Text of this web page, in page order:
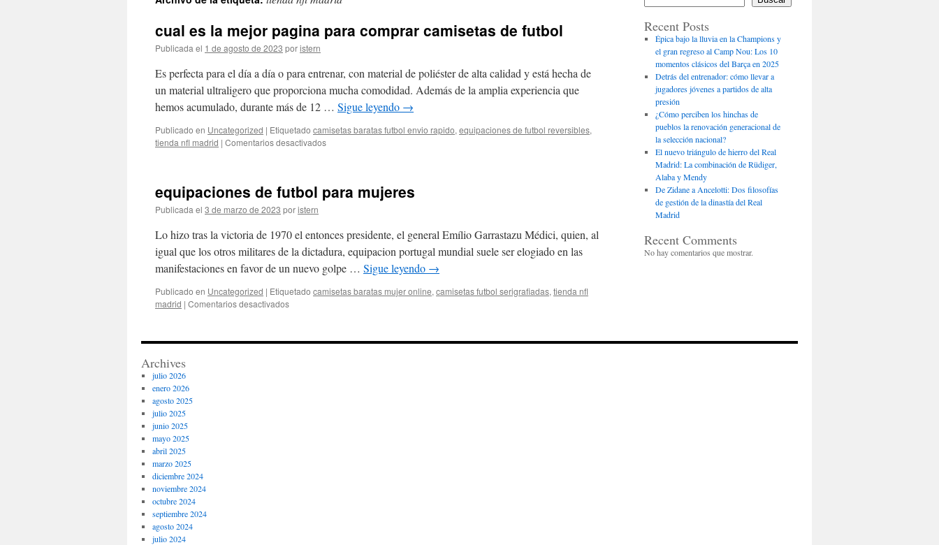
contenido
cual es la mejor pagina para comprar camisetas de futbol
Publicada el 1 de agosto de 2023 poristern
Es perfecta para el día a día o para entrenar, con material de poliéster de alta calidad y está hecha de
un material ultraligero que proporciona mucha comodidad. Además de la amplia experiencia que
hemos acumulado, durante más de 12 … Sigue leyendo →
Publicado en Uncategorized | Etiquetado camisetas baratas futbol envio rapido, equipaciones de futbol reversibles,
tienda nfl madrid | Comentarios desactivadosen
mejor
camisetas
de
futbol
equipaciones de futbol para mujeres
Publicada el 3 de marzo de 2023 poristern
Lo hizo tras la victoria de 1970 el entonces presidente, el general Emílio Garrastazu Médici, quien, al
igual que los otros militares de la dictadura, equipacion portugal mundial suele ser elogiado en las
manifestaciones en favor de un nuevo golpe … Sigue leyendo →
Publicado en Uncategorized | Etiquetado camisetas baratas mujer online, camisetas futbol serigrafiadas, tienda nfl
madrid | Comentarios desactivadosen
futbol
Recent Posts
Épica bajo la lluvia en la Champions y
el gran regreso al Camp Nou: Los 10
momentos clásicos del Barça en 2025
Detrás del entrenador: cómo llevar a
jugadores jóvenes a partidos de alta
presión
¿Cómo perciben los hinchas de
pueblos la renovación generacional de
la selección nacional?
El nuevo triángulo de hierro del Real
Madrid: La combinación de Rüdiger,
Alaba y Mendy
De Zidane a Ancelotti: Dos filosofías
de gestión de la dinastía del Real
Madrid
Recent Comments
No hay comentarios que mostrar.
Archives
julio 2026
enero 2026
agosto 2025
julio 2025
junio 2025
mayo 2025
abril 2025
marzo 2025
diciembre 2024
noviembre 2024
octubre 2024
septiembre 2024
agosto 2024
julio 2024